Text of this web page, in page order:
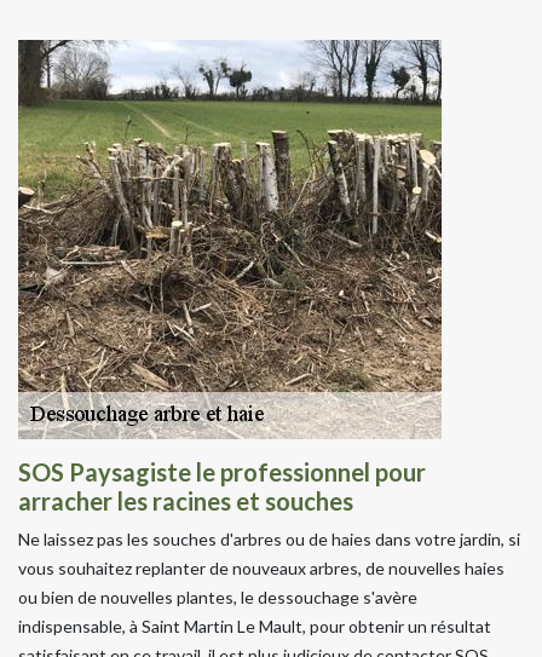
SOS Paysagiste le professionnel pour
arracher les racines et souches
Ne laissez pas les souches d'arbres ou de haies dans votre jardin, si
vous souhaitez replanter de nouveaux arbres, de nouvelles haies
ou bien de nouvelles plantes, le dessouchage s'avère
indispensable, à Saint Martin Le Mault, pour obtenir un résultat